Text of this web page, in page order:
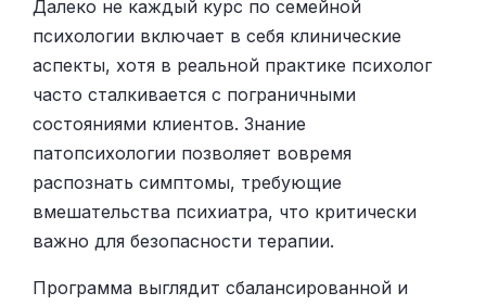
Далеко не каждый курс по семейной
психологии включает в себя клинические
аспекты, хотя в реальной практике психолог
часто сталкивается с пограничными
состояниями клиентов. Знание
патопсихологии позволяет вовремя
распознать симптомы, требующие
вмешательства психиатра, что критически
важно для безопасности терапии.
Программа выглядит сбалансированной и